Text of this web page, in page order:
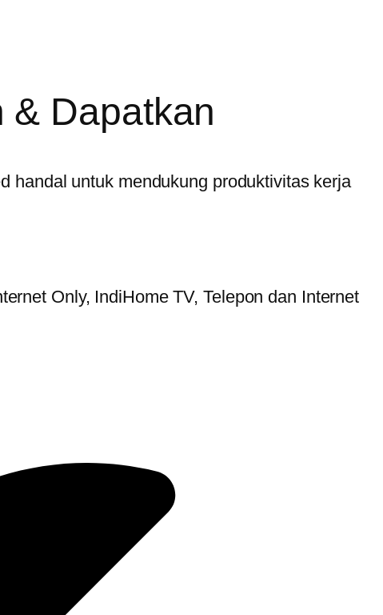
& Dapatkan
handal untuk mendukung produktivitas kerja
Only, IndiHome TV, Telepon dan Internet